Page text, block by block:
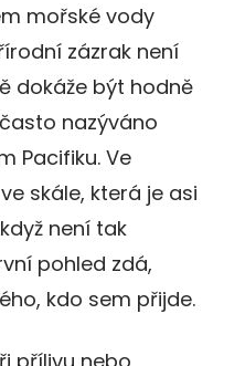
mořské vody
zázrak není
dokáže být hodně
nazýváno
Pacifiku. Ve
skále, která je asi
není tak
pohled zdá,
kdo sem přijde.